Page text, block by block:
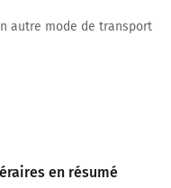
autre mode de transport
en résumé